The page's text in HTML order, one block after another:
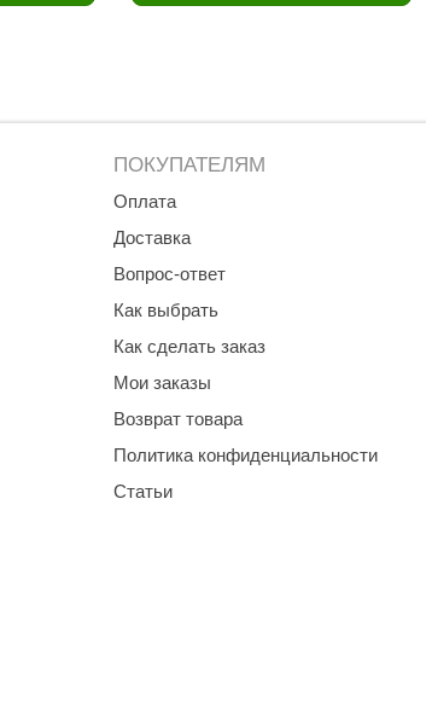
ПОКУПАТЕЛЯМ
Оплата
Доставка
Вопрос-ответ
Как выбрать
Как сделать заказ
Мои заказы
Возврат товара
Политика конфиденциальности
Статьи